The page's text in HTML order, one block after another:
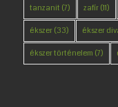
tanzanit (7) zafír(11)
ékszer(33) ékszer
ékszer történelem (7)